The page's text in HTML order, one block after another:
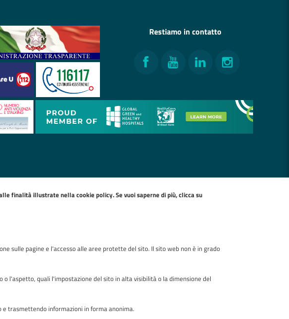
alle finalità illustrate nellacookie policy. Se vuoi saperne di più, clicca su
sulle pagine e l'accesso alle aree protette del sito. Il sito web non è in grado
l'aspetto, quali l'impostazione del sito in alta visibilità o la dimensione del
trasmettendo informazioni in forma anonima.
Restiamo in contatto
Facebook
YouTubeLinkedInInstagram